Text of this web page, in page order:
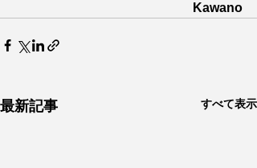
Kawano
最新記事 すべて表示